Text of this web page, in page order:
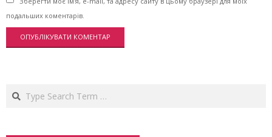
подальших коментарів.
Search